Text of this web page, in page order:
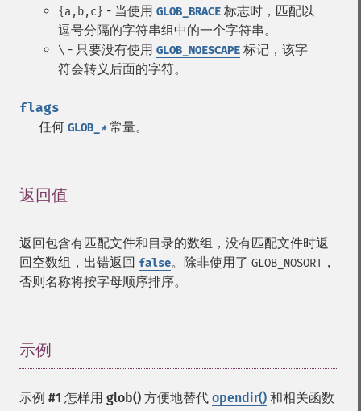
{a,b,c} - 当使用 GLOB_BRACE 标志时，匹配以
逗号分隔的字符串组中的一个字符串。
\ - 只要没有使用 GLOB_NOESCAPE 标记，该字
符会转义后面的字符。
flags
任何 GLOB_ *常量。
返回值
返回包含有匹配文件和目录的数组，没有匹配文件时返
回空数组，出错返回 false。除非使用了 GLOB_NOSORT ，
否则名称将按字母顺序排序。
示例
示例 #1 怎样用 glob() 方便地替代 opendir() 和相关函数